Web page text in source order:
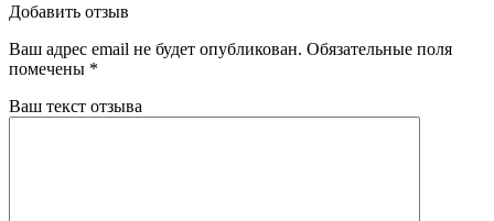
Добавить отзыв
Ваш адрес email не будет опубликован. Обязательные поля
помечены *
Ваш текст отзыва